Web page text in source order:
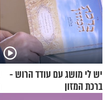
יש לי מושג עם עודד הרוש -
ברכת המזון